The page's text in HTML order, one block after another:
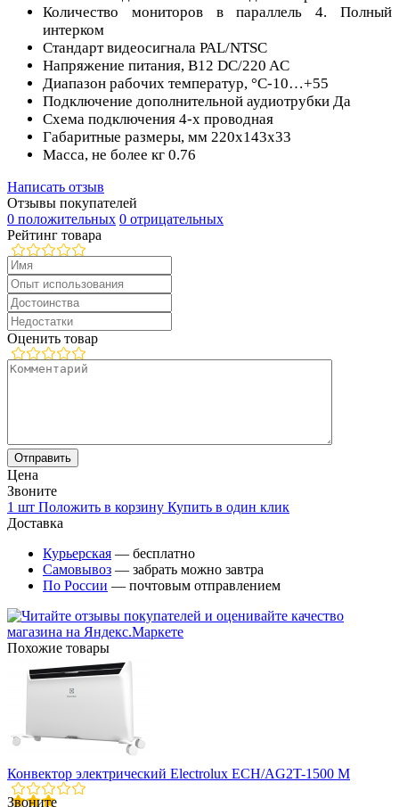
Количество мониторов в параллель 4. Полный
интерком
Стандарт видеосигнала PAL/NTSC
Напряжение питания, В12 DC/220 AC
Диапазон рабочих температур, °С-10…+55
Подключение дополнительной аудиотрубки Да
Схема подключения 4-х проводная
Габаритные размеры, мм 220х143х33
Масса, не более кг 0.76
Написать отзыв
Отзывы покупателей
0 положительных 0 отрицательных
Рейтинг товара
Оценить товар
Цена
Звоните
1 шт Положить в корзину Купить в один клик
Доставка
Курьерская — бесплатно
Самовывоз — забрать можно завтра
По России — почтовым отправлением
Похожие товары
Конвектор электрический Electrolux ECH/AG2T-1500 M
Звоните